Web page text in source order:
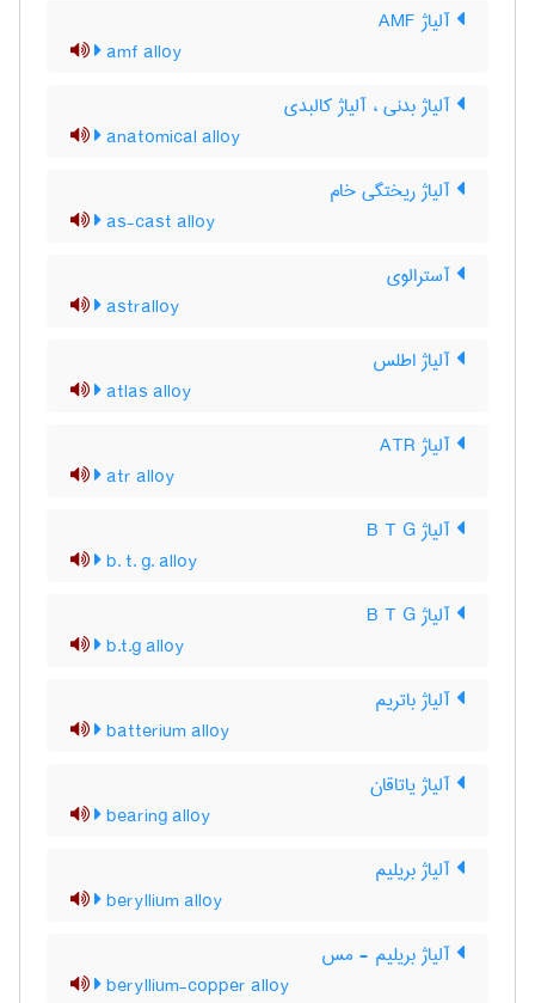
آلیاژ AMF
amf alloy
آلیاژ بدنی ، آلیاژ کالبدی
anatomical alloy
آلیاژ ریختگی خام
as-cast alloy
آسترالوی
astralloy
آلیاژ اطلس
atlas alloy
آلیاژ ATR
atr alloy
آلیاژ B T G
b. t. g. alloy
آلیاژ B T G
b.t.g alloy
آلیاژ باتریم
batterium alloy
آلیاژ یاتاقان
bearing alloy
آلیاژ بریلیم
beryllium alloy
آلیاژ بریلیم - مس
beryllium-copper alloy